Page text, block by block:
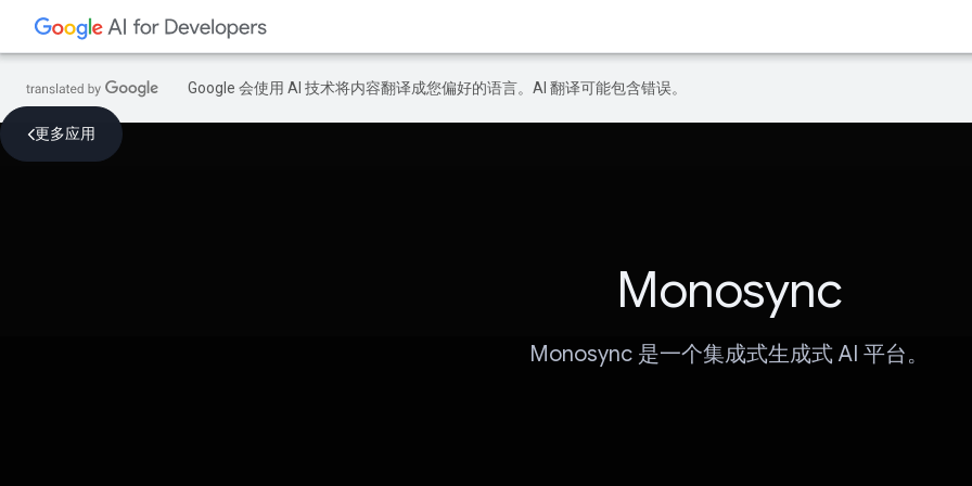
Google 会使用 AI 技术将内容翻译成您偏好的语言。AI 翻译可能包含错误。
更多应用
Monosync
Monosync 是一个集成式生成式 AI 平台。